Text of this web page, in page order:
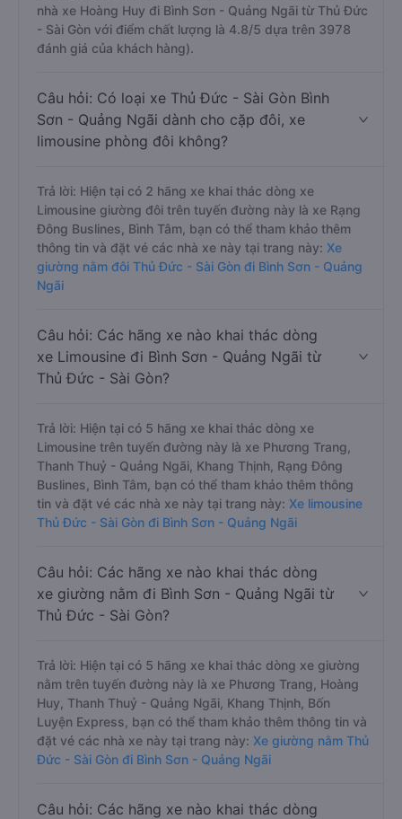
nhà xe Hoàng Huy đi Bình Sơn - Quảng Ngãi từ Thủ Đức
- Sài Gòn với điểm chất lượng là 4.8/5 dựa trên 3978
đánh giá của khách hàng).
Câu hỏi: Có loại xe Thủ Đức - Sài Gòn Bình
Sơn - Quảng Ngãi dành cho cặp đôi, xe
limousine phòng đôi không?
Trả lời: Hiện tại có 2 hãng xe khai thác dòng xe
Limousine giường đôi trên tuyến đường này là xe Rạng
Đông Buslines, Bình Tâm, bạn có thể tham khảo thêm
thông tin và đặt vé các nhà xe này tại trang này: Xe
giường nằm đôi Thủ Đức - Sài Gòn đi Bình Sơn - Quảng
Ngãi
Câu hỏi: Các hãng xe nào khai thác dòng
xe Limousine đi Bình Sơn - Quảng Ngãi từ
Thủ Đức - Sài Gòn?
Trả lời: Hiện tại có 5 hãng xe khai thác dòng xe
Limousine trên tuyến đường này là xe Phương Trang,
Thanh Thuỷ - Quảng Ngãi, Khang Thịnh, Rạng Đông
Buslines, Bình Tâm, bạn có thể tham khảo thêm thông
tin và đặt vé các nhà xe này tại trang này: Xe limousine
Thủ Đức - Sài Gòn đi Bình Sơn - Quảng Ngãi
Câu hỏi: Các hãng xe nào khai thác dòng
xe giường nằm đi Bình Sơn - Quảng Ngãi từ
Thủ Đức - Sài Gòn?
Trả lời: Hiện tại có 5 hãng xe khai thác dòng xe giường
nằm trên tuyến đường này là xe Phương Trang, Hoàng
Huy, Thanh Thuỷ - Quảng Ngãi, Khang Thịnh, Bốn
Luyện Express, bạn có thể tham khảo thêm thông tin và
đặt vé các nhà xe này tại trang này: Xe giường nằm Thủ
Đức - Sài Gòn đi Bình Sơn - Quảng Ngãi
Câu hỏi: Các hãng xe nào khai thác dòng